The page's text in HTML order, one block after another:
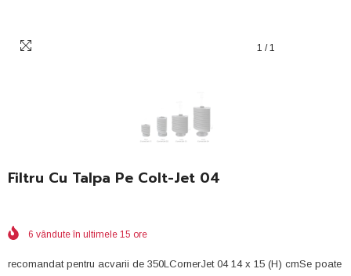
1 / 1
Filtru Cu Talpa Pe Colt-Jet 04
6 vândute în ultimele 15 ore
recomandat pentru acvarii de 350LCornerJet 04 14 x 15 (H) cmSe poate